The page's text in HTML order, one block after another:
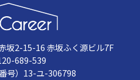
2-15-16 赤坂ふく源ビル7F
689-539
号）13-ユ-306798